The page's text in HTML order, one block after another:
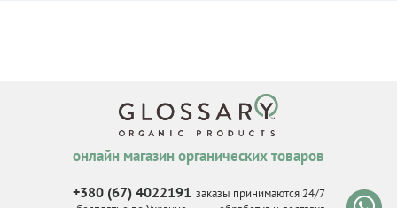
онлайн магазин органических товаров
+380 (67) 4022191 заказы принимаются 24/7